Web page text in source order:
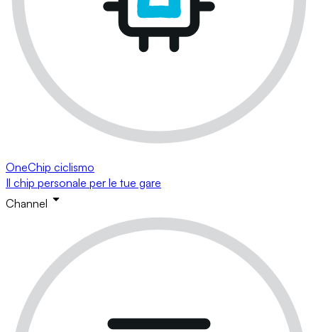
OneChip ciclismo
Il chip personale per le tue gare
Channel